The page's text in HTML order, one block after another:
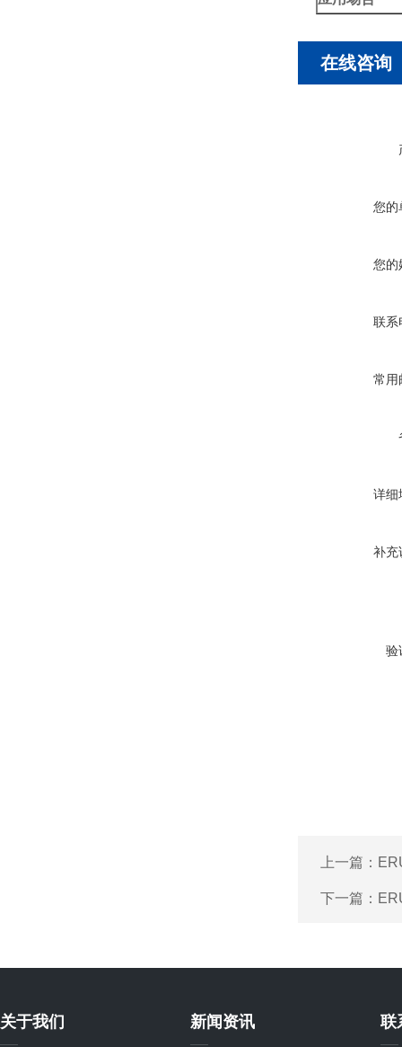
在线咨询
您的
您的
联系
常用
详细
补充
验
上一篇：
下一篇：
关于我们 新闻资讯 联